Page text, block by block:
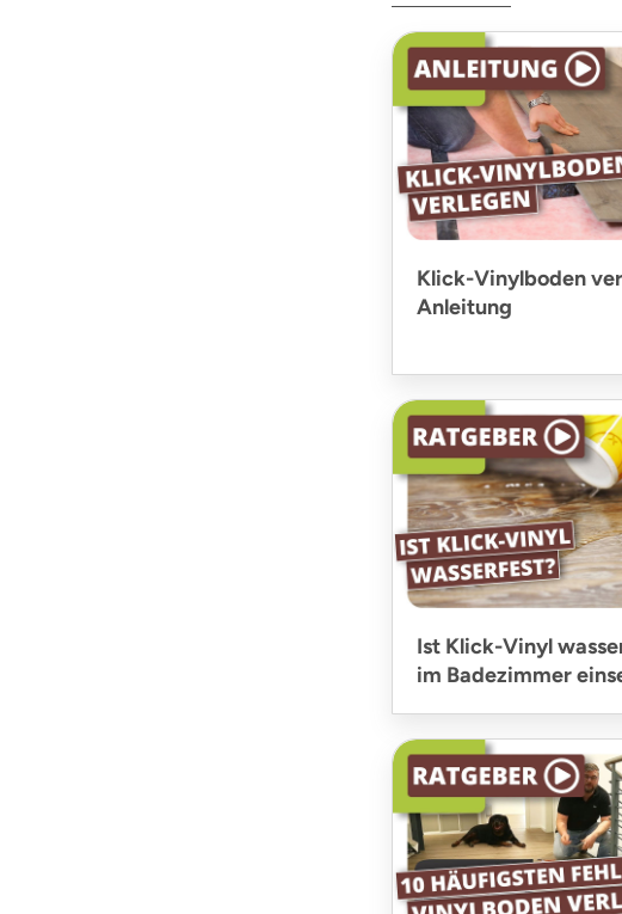
Klick-Vinylboden
Anleitung
Ist Klick-Vinyl
im Badezimmer